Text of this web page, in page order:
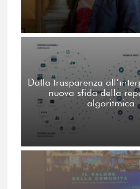
Dalla trasparenza
nuova sfida della
algoritmica